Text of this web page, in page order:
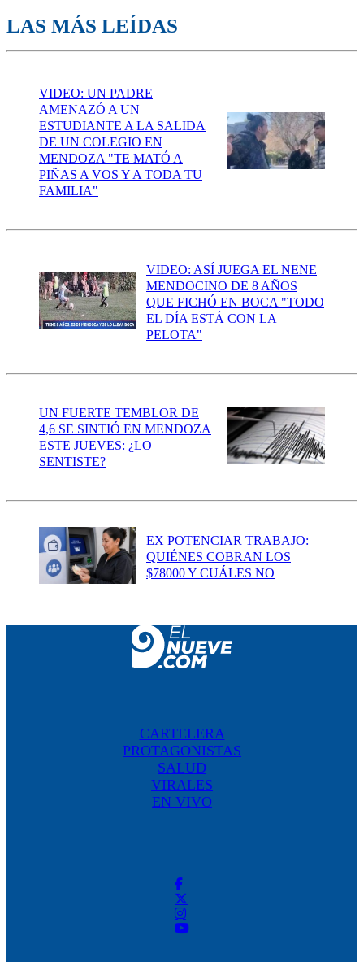
LAS MÁS LEÍDAS
VIDEO: UN PADRE
AMENAZÓ A UN
ESTUDIANTE A LA SALIDA
DE UN COLEGIO EN
MENDOZA "TE MATÓ A
PIÑAS A VOS Y A TODA TU
FAMILIA"
VIDEO: ASÍ JUEGA EL NENE
MENDOCINO DE 8 AÑOS
QUE FICHÓ EN BOCA "TODO
EL DÍA ESTÁ CON LA
PELOTA"
UN FUERTE TEMBLOR DE
4,6 SE SINTIÓ EN MENDOZA
ESTE JUEVES: ¿LO
SENTISTE?
EX POTENCIAR TRABAJO:
QUIÉNES COBRAN LOS
$78000 Y CUÁLES NO
CARTELERA
PROTAGONISTAS
SALUD
VIRALES
EN VIVO